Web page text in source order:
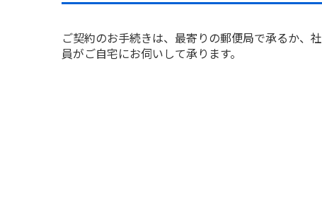
ご契約のお手続きは、最寄りの郵便局で承るか、社
員がご自宅にお伺いして承ります。